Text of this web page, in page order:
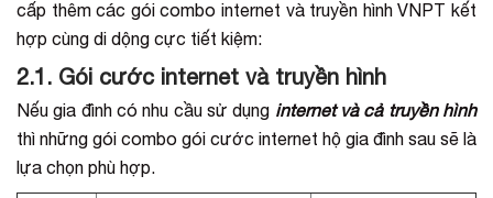
cấp thêm các gói combo internet và truyền hình VNPT kết
hợp cùng di dộng cực tiết kiệm:
2.1. Gói cước internet và truyền hình
Nếu gia đình có nhu cầu sử dụng internet và cả truyền hình
thì những gói combo gói cước internet hộ gia đình sau sẽ là
lựa chọn phù hợp.